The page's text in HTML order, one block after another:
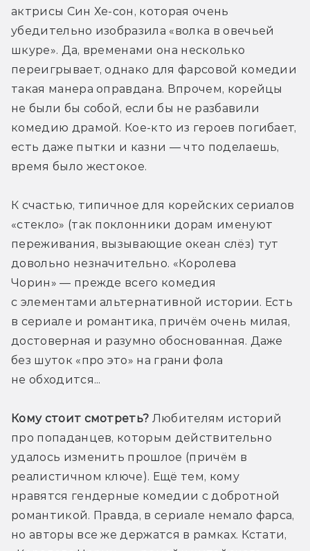
актрисы Син Хе-сон, которая очень
убедительно изобразила «волка в овечьей
шкуре». Да, временами она несколько
переигрывает, однако для фарсовой комедии
такая манера оправдана. Впрочем, корейцы
не были бы собой, если бы не разбавили
комедию драмой. Кое-кто из героев погибает,
есть даже пытки и казни — что поделаешь,
время было жестокое.
К счастью, типичное для корейских сериалов
«стекло» (так поклонники дорам именуют
переживания, вызывающие океан слёз) тут
довольно незначительно. «Королева
Чорин» — прежде всего комедия
с элементами альтернативной истории. Есть
в сериале и романтика, причём очень милая,
достоверная и разумно обоснованная. Даже
без шуток «про это» на грани фола
не обходится...
Кому стоит смотреть? Любителям историй
про попаданцев, которым действительно
удалось изменить прошлое (причём в
реалистичном ключе). Ещё тем, кому
нравятся гендерные комедии с добротной
романтикой. Правда, в сериале немало фарса,
но авторы все же держатся в рамках. Кстати,